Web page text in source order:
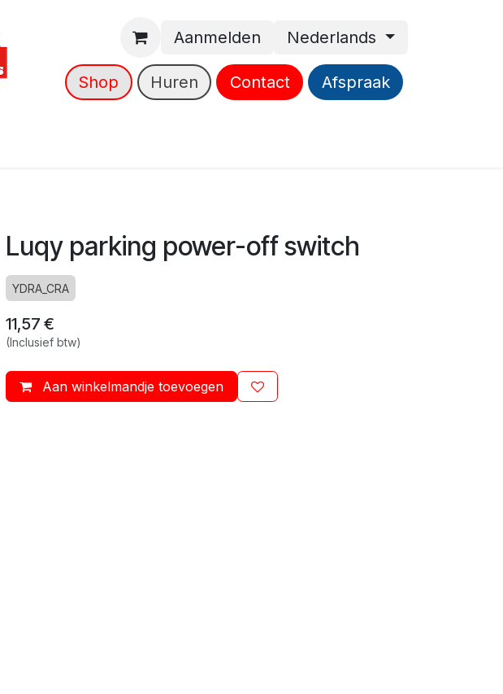
Aanmelden Nederlands
Shop Huren Contact Afspraak
Luqy parking power-off switch
YDRA_CRA
11,57 €
(Inclusief btw)
Aan winkelmandje toevoegen